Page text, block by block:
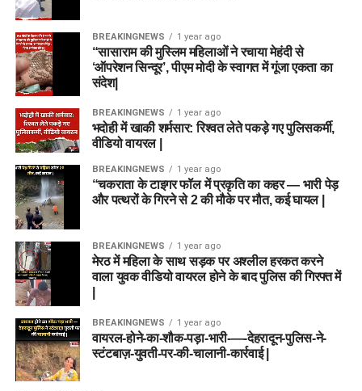
BREAKINGNEWS 1 year ago
“सासाराम की मुस्लिम महिलाओं ने रचाया मेहंदी से
‘ऑपरेशन सिन्दूर’, पीएम मोदी के स्वागत में गूंजा एकता का
संदेश|
BREAKINGNEWS 1 year ago
भदोही में खाकी शर्मसार: रिश्वत लेते पकड़े गए पुलिसकर्मी,
वीडियो वायरल |
BREAKINGNEWS 1 year ago
“चकराता के टाइगर फॉल में प्रकृति का कहर — भारी पेड़
और पत्थरों के गिरने से 2 की मौके पर मौत, कई घायल |
BREAKINGNEWS 1 year ago
मेरठ में महिला के साथ सड़क पर अश्लील हरकत करने
वाला युवक वीडियो वायरल होने के बाद पुलिस की गिरफ्त में
BREAKINGNEWS 1 year ago
वायरल-होने-का-शौक-पड़ा-भारी-—-देहरादून-पुलिस-ने-
स्टंटबाज़-युवती-पर-की-चालानी-कार्रवाई |